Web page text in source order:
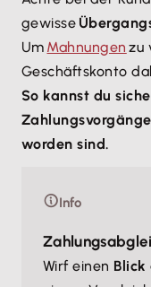
gewisse
Um Mahnungen zu
Geschäftskonto
So kannst du
worden sind.
Info
Wirf einen Blick